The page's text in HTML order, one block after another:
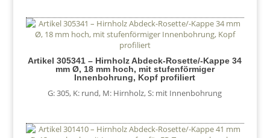
Artikel 305341 – Hirnholz Abdeck-Rosette/-Kappe 34
mm Ø, 18 mm hoch, mit stufenförmiger
Innenbohrung, Kopf profiliert
G: 305, K: rund, M: Hirnholz,S: mit Innenbohrung